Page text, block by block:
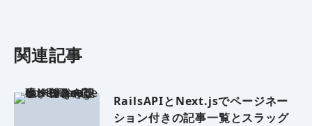
関連記事
RailsAPIとNext.jsでページネー
ション付きの記事一覧とスラッグ